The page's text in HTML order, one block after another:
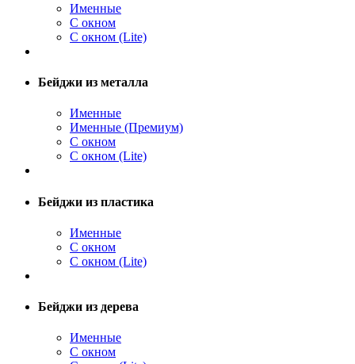
Именные
С окном
С окном (Lite)
Бейджи из металла
Именные
Именные (Премиум)
С окном
С окном (Lite)
Бейджи из пластика
Именные
С окном
С окном (Lite)
Бейджи из дерева
Именные
С окном